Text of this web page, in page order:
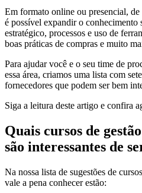
Em formato online ou presencial,
é possível expandir o conhecimento
estratégico, processos e uso de
boas práticas de compras e muito
Para ajudar você e o seu time de
essa área, criamos uma lista com
fornecedores que podem ser bem
Siga a leitura deste artigo e confira
Quais cursos de
são interessantes de
Na nossa lista de sugestões de
vale a pena conhecer estão: